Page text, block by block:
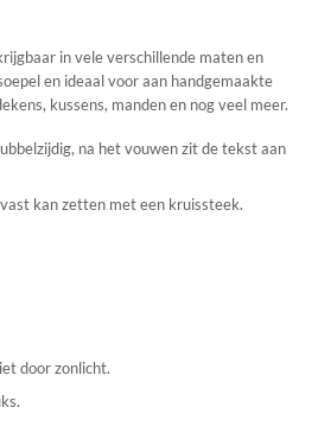
in vele verschillende maten en
en ideaal voor aan handgemaakte
kussens, manden en nog veel meer.
na het vouwen zit de tekst aan
kan zetten met een kruissteek.
door zonlicht.